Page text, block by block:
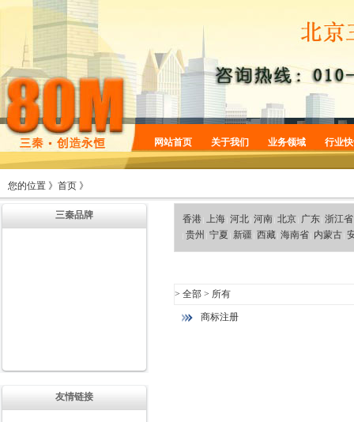
网站首页 关于我们
企业简介
企业文化
增值服务
业务领域
商标服务
版权服务
法律服务
行业
您的位置 》 首页 》
三秦品牌
友情链接
香港| 上海| 河北| 河南 北京 广东 浙江省
贵州 宁夏 新疆 西藏| 海南省 内蒙古
> 全部> 所有
商标注册